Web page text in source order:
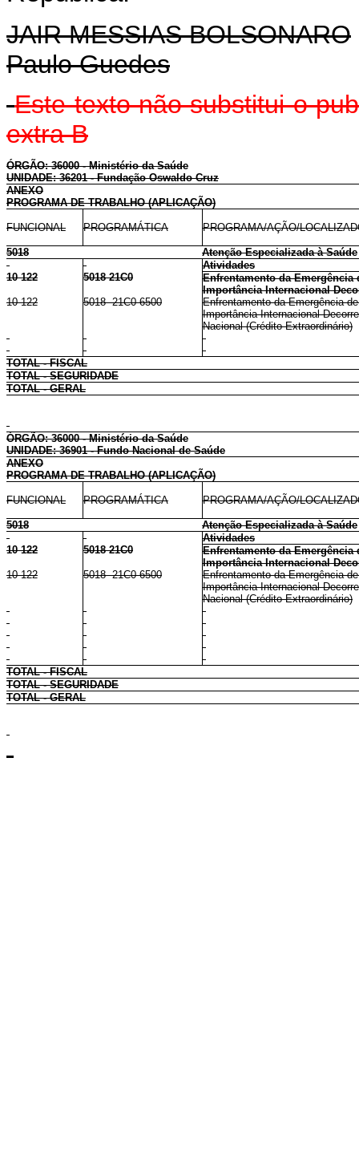
JAIR MESSIAS BOLSONARO
Paulo Guedes
Este texto não substitui o
extra B
ÓRGÃO: 36000 - Ministério da Saúde
UNIDADE: 36201 - Fundação Oswaldo Cruz
ANEXO
PROGRAMA DE TRABALHO (APLICAÇÃO)
FUNCIONAL PROGRAMÁTICA PROGRAMA/AÇÃO/
5018
Atenção Especializada à Saúde
Atividades
10 122
5018 21C0
Enfrentamento da Emergência
Importância Internacional
10 122
5018 21C0 6500
Enfrentamento da Emergência
Importância Internacional
Nacional (Crédito Extraordinário)
TOTAL - FISCAL
TOTAL - SEGURIDADE
TOTAL - GERAL
ÓRGÃO: 36000 - Ministério da Saúde
UNIDADE: 36901 - Fundo Nacional de Saúde
ANEXO
PROGRAMA DE TRABALHO (APLICAÇÃO)
FUNCIONAL PROGRAMÁTICA PROGRAMA/AÇÃO/
5018
Atenção Especializada à Saúde
Atividades
10 122
5018 21C0
Enfrentamento da Emergência
Importância Internacional
10 122
5018 21C0 6500
Enfrentamento da Emergência
Importância Internacional
Nacional (Crédito Extraordinário)
TOTAL - FISCAL
TOTAL - SEGURIDADE
TOTAL - GERAL